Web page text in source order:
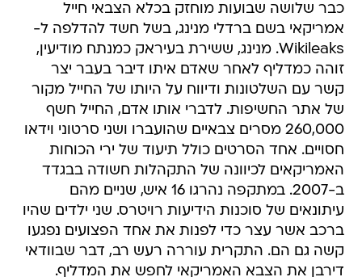
כבר שלושה שבועות מוחזק בכלא הצבאי חייל
אמריקאי בשם ברדלי מנינג, בשל חשד להדלפה ל-
Wikileaks. מנינג, ששירת בעיראק כמנתח מודיעין,
זוהה כמדליף לאחר שאדם איתו דיבר בעבר יצר
קשר עם השלטונות ודיווח על היותו של החייל מקור
של אתר החשיפות. לדברי אותו אדם, החייל חשף
260,000 מסרים צבאיים שהועברו ושני סרטוני וידאו
חסויים. אחד הסרטים כולל תיעוד של ירי הכוחות
האמריקאים לכיוונה של התקהלות חשודה בבגדד
ב-2007. במתקפה נהרגו 16 איש, שניים מהם
עיתונאים של סוכנות הידיעות רויטרס. שני ילדים שהיו
ברכב אשר עצר כדי לפנות את אחד הפצועים נפגעו
קשה גם הם. התקרית עוררה רעש רב, דבר שבוודאי
דירבן את הצבא האמריקאי לחפש את המדליף.